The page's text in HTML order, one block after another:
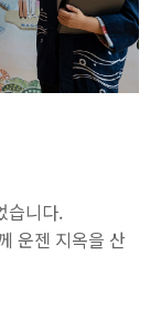
습니다.
운젠 지옥을 산